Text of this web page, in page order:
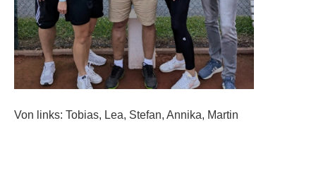
Von links: Tobias, Lea, Stefan, Annika, Martin